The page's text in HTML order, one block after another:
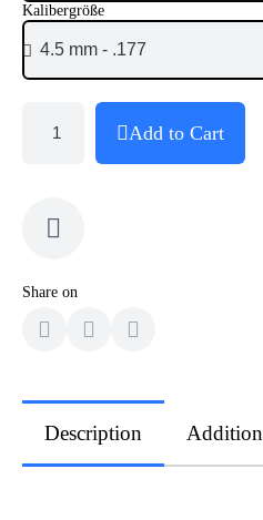
Kalibergröße
Add to Cart
Share on
Description